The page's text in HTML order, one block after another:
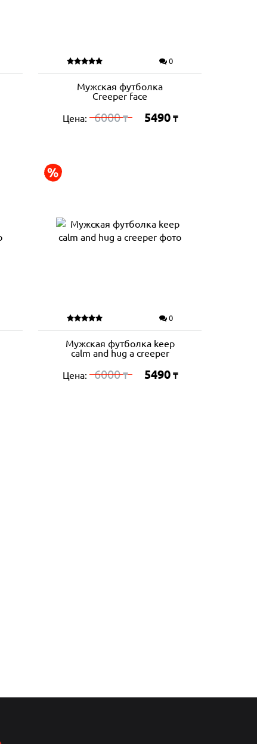
0
Мужская футболка
Creeper face
Цена: 6000₸ 5490 ₸
0
Мужская футболка keep
calm and hug a creeper
Цена: 6000₸ 5490 ₸